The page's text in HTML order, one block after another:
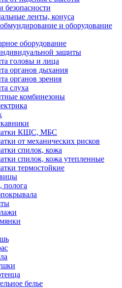
безопасности
ленты, конуса
и оборудование
оборудование
защиты
головы и лица
органов дыхания
органов зрения
слуха
комбинезоны
КЩС, МБС
от механических рисков
спилок, кожа
спилок, кожа утепленные
термостойкие
полога
белье